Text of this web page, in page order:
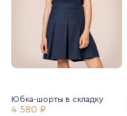
Юбка-шорты в складку
4 580 ₽